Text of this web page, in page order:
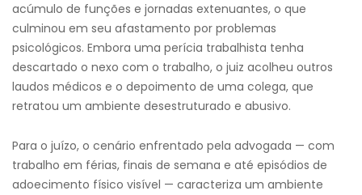
acúmulo de funções e jornadas extenuantes, o que
culminou em seu afastamento por problemas
psicológicos. Embora uma perícia trabalhista tenha
descartado o nexo com o trabalho, o juiz acolheu outros
laudos médicos e o depoimento de uma colega, que
retratou um ambiente desestruturado e abusivo.
Para o juízo, o cenário enfrentado pela advogada — com
trabalho em férias, finais de semana e até episódios de
adoecimento físico visível — caracteriza um ambiente